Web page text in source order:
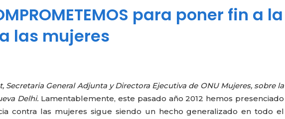
para poner fin a la
las mujeres
Secretaria General Adjunta y Directora Ejecutiva de ONU Mujeres, sobre la
Delhi. Lamentablemente, este pasado año 2012 hemos presenciado
contra las mujeres sigue siendo un hecho generalizado en todo el